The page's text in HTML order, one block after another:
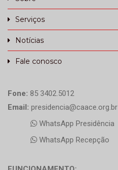
Serviços
Notícias
Fale conosco
Fone: 85 3402.5012
Email: presidencia@caace.org.br
WhatsApp Presidência
WhatsApp Recepção